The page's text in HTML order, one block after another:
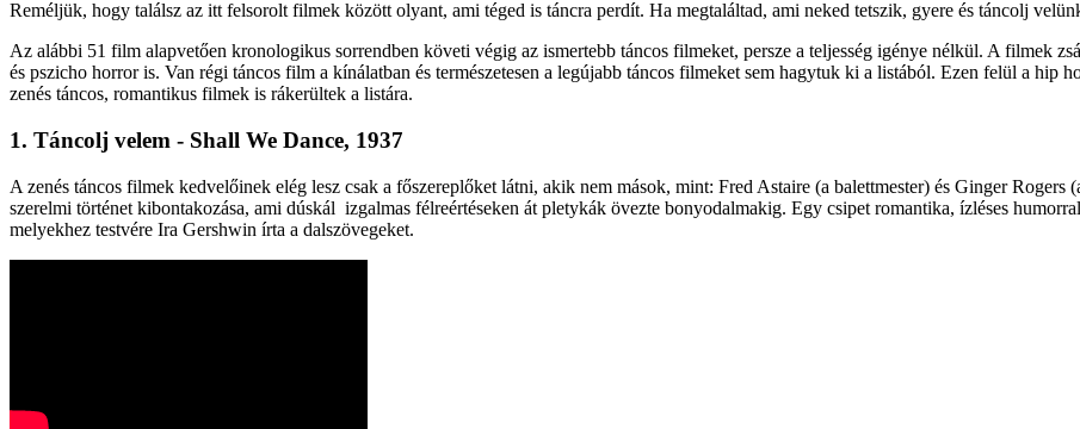
Reméljük, hogy találsz az itt felsorolt filmek között olyant, ami téged is táncra perdít. Ha megtaláltad, ami neked tetszik, gyere és táncolj
Az alábbi 51 film alapvetően kronologikus sorrendben követi végig az ismertebb táncos filmeket, persze a teljesség igénye nélkül. A filmek
és pszicho horror is. Van régi táncos film a kínálatban és természetesen a legújabb táncos filmeket sem hagytuk ki a listából. Ezen felül a hip
zenés táncos, romantikus filmek is rákerültek a listára.
1. Táncolj velem - Shall We Dance, 1937
A zenés táncos filmek kedvelőinek elég lesz csak a főszereplőket látni, akik nem mások, mint: Fred Astaire (a balettmester) és Ginger
szerelmi történet kibontakozása, ami dúskál izgalmas félreértéseken át pletykák övezte bonyodalmakig. Egy csipet romantika, ízléses
melyekhez testvére Ira Gershwin írta a dalszövegeket.